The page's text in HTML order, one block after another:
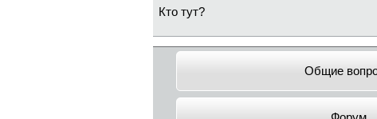
Кто тут?
Общие